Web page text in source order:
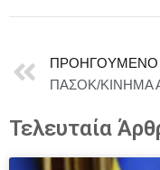
ΠΡΟΗΓΟΎΜΕΝΟ
Τελευταία